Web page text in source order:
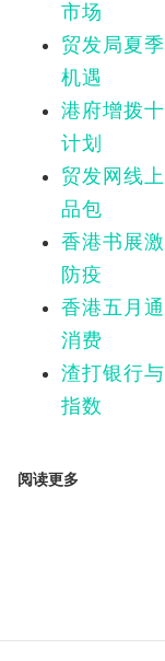
市场
贸发局夏
机遇
港府增拨
计划
贸发网线
品包
香港书展
防疫
香港五月
消费
渣打银行
指数
阅读更多